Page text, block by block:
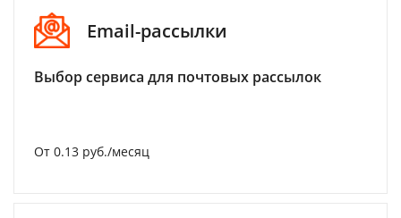
Email-рассылки
Выбор сервиса для почтовых рассылок
От 0.13 руб./месяц